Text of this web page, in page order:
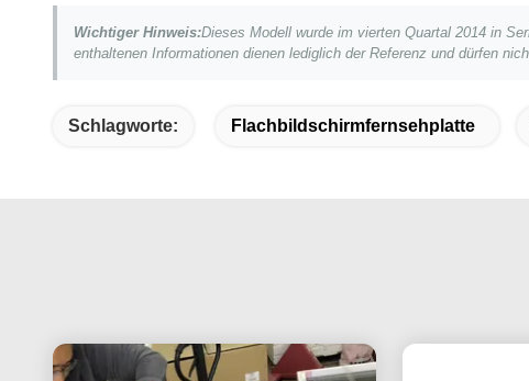
Wichtiger Hinweis:Dieses Modell wurde im vierten Quartal 2014 in
enthaltenen Informationen dienen lediglich der Referenz und dürfen
Schlagworte: Flachbildschirmfernsehplatte